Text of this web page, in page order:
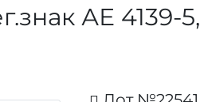
АЕ 4139-5,